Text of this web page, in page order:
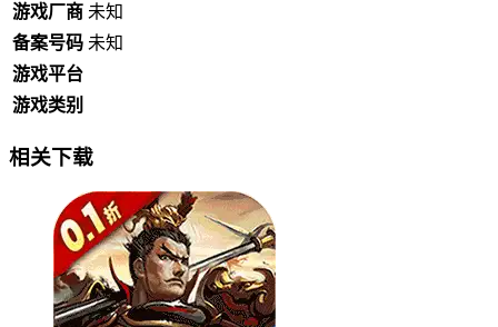
游戏厂商 未知
备案号码 未知
游戏平台
游戏类别
相关下载